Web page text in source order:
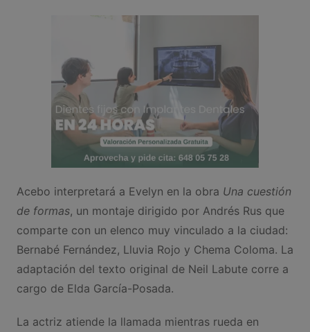
Acebo interpretará a Evelyn en la obra Una cuestión
de formas, un montaje dirigido por Andrés Rus que
comparte con un elenco muy vinculado a la ciudad:
Bernabé Fernández, Lluvia Rojo y Chema Coloma. La
adaptación del texto original de Neil Labute corre a
cargo de Elda García-Posada.
La actriz atiende la llamada mientras rueda en